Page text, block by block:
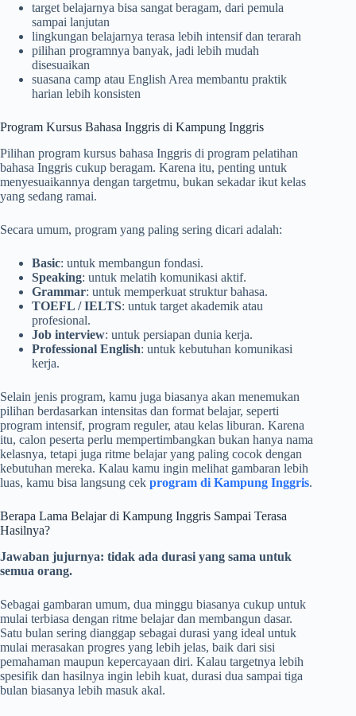
target belajarnya bisa sangat beragam, dari pemula
sampai lanjutan
lingkungan belajarnya terasa lebih intensif dan terarah
pilihan programnya banyak, jadi lebih mudah
disesuaikan
suasana camp atau English Area membantu praktik
harian lebih konsisten
Program Kursus Bahasa Inggris di Kampung Inggris
Pilihan program kursus bahasa Inggris di program pelatihan
bahasa Inggris cukup beragam. Karena itu, penting untuk
menyesuaikannya dengan targetmu, bukan sekadar ikut kelas
yang sedang ramai.
Secara umum, program yang paling sering dicari adalah:
Basic: untuk membangun fondasi.
Speaking: untuk melatih komunikasi aktif.
Grammar: untuk memperkuat struktur bahasa.
TOEFL / IELTS: untuk target akademik atau
profesional.
Job interview: untuk persiapan dunia kerja.
Professional English: untuk kebutuhan komunikasi
kerja.
Selain jenis program, kamu juga biasanya akan menemukan
pilihan berdasarkan intensitas dan format belajar, seperti
program intensif, program reguler, atau kelas liburan. Karena
itu, calon peserta perlu mempertimbangkan bukan hanya nama
kelasnya, tetapi juga ritme belajar yang paling cocok dengan
kebutuhan mereka. Kalau kamu ingin melihat gambaran lebih
luas, kamu bisa langsung cek program di Kampung Inggris.
Berapa Lama Belajar di Kampung Inggris Sampai Terasa
Hasilnya?
Jawaban jujurnya: tidak ada durasi yang sama untuk
semua orang.
Sebagai gambaran umum, dua minggu biasanya cukup untuk
mulai terbiasa dengan ritme belajar dan membangun dasar.
Satu bulan sering dianggap sebagai durasi yang ideal untuk
mulai merasakan progres yang lebih jelas, baik dari sisi
pemahaman maupun kepercayaan diri. Kalau targetnya lebih
spesifik dan hasilnya ingin lebih kuat, durasi dua sampai tiga
bulan biasanya lebih masuk akal.